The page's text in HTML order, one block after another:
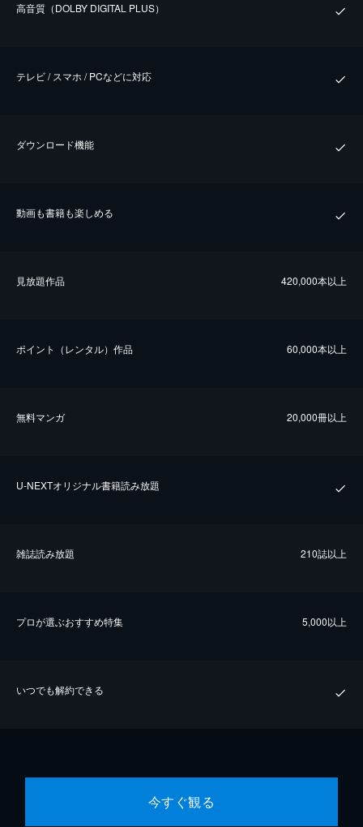
⾼⾳質（DOLBY DIGITAL PLUS）
テレビ / スマホ / PCなどに対応
ダウンロード機能
動画も書籍も楽しめる
⾒放題作品 420,000本以上
ポイント（レンタル）作品 60,000本以上
無料マンガ 20,000冊以上
U-NEXTオリジナル書籍読み放題
雑誌読み放題 210誌以上
プロが選ぶおすすめ特集 5,000以上
いつでも解約できる
今すぐ観る